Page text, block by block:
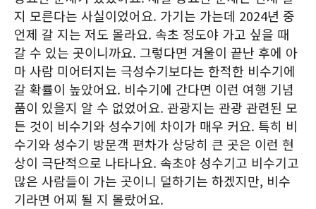
지 모른다는 사실이었어요. 가기는 가는데 2024년 중
언제 갈 지는 저도 몰라요. 속초 정도야 가고 싶을 때
갈 수 있는 곳이니까요. 그렇다면 겨울이 끝난 후에 아
마 사람 미어터지는 극성수기보다는 한적한 비수기에
갈 확률이 높았어요. 비수기에 간다면 이런 여행 기념
품이 있을지 알 수 없었어요. 관광지는 관광 관련된 모
든 것이 비수기와 성수기에 차이가 매우 커요. 특히 비
수기와 성수기 방문객 편차가 상당히 큰 곳은 이런 현
상이 극단적으로 나타나요. 속초야 성수기고 비수기고
많은 사람들이 가는 곳이니 덜하기는 하겠지만, 비수
기라면 어찌 될 지 몰랐어요.